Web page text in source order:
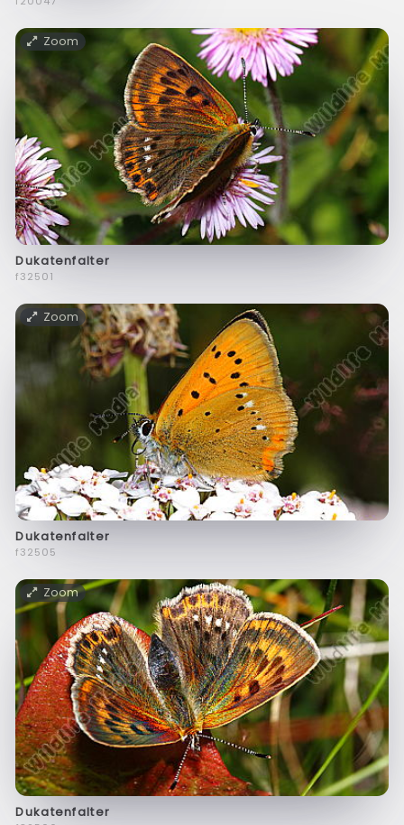
Zoom
Dukatenfalter
f32501
Zoom
Dukatenfalter
f32505
Zoom
Dukatenfalter